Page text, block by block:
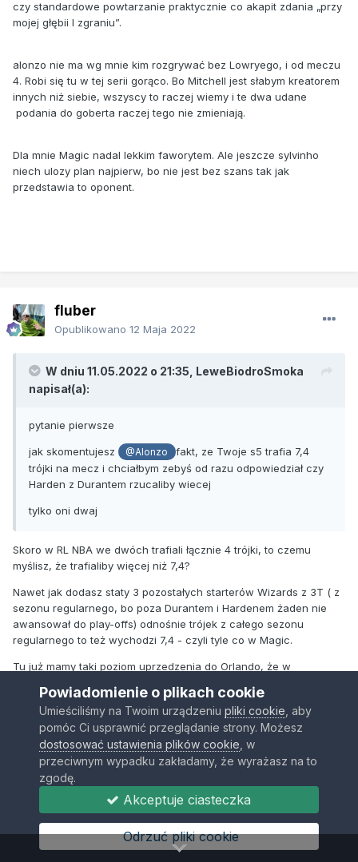
czy standardowe powtarzanie praktycznie co akapit zdania „przy
mojej głębii I zgraniu”.
alonzo nie ma wg mnie kim rozgrywać bez Lowryego, i od meczu
4. Robi się tu w tej serii gorąco. Bo Mitchell jest słabym kreatorem
innych niż siebie, wszyscy to raczej wiemy i te dwa udane
podania do goberta raczej tego nie zmieniają.
Dla mnie Magic nadal lekkim faworytem. Ale jeszcze sylvinho
niech ulozy plan najpierw, bo nie jest bez szans tak jak
przedstawia to oponent.
fluber
Opublikowano 12 Maja 2022
W dniu 11.05.2022 o 21:35, LeweBiodroSmoka
napisał(a):
pytanie pierwsze
jak skomentujesz @Alonzo
fakt, ze Twoje s5 trafia 7,4
trójki na mecz i chciałbym zebyś od razu odpowiedział czy
Harden z Durantem rzucaliby wiecej
tylko oni dwaj
Skoro w RL NBA we dwóch trafiali łącznie 4 trójki, to czemu
myślisz, że trafialiby więcej niż 7,4?
Nawet jak dodasz staty 3 pozostałych starterów Wizards z 3T ( z
sezonu regularnego, bo poza Durantem i Hardenem żaden nie
awansował do play-offs) odnośnie trójek z całego sezonu
regularnego to też wychodzi 7,4 - czyli tyle co w Magic.
Tu już mamy taki poziom uprzedzenia do Orlando, że w
na tym samym poziomie, to wpada komentarz sugerujący, że 2
graczy rywala zrobiłoby więcej w statystyce X niż 5 starterów
Orlando.
LeweBiodroSmoka
Powiadomienie o plikach cookie
Umieściliśmy na Twoim urządzeniu pliki cookie , aby
pomóc Ci usprawnić przeglądanie strony. Możesz
dostosować ustawienia plików cookie , w
przeciwnym wypadku zakładamy, że wyrażasz na to
zgodę.
Akceptuje ciasteczka
Odrzuć pliki cookie